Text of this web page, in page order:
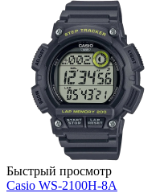
Быстрый просмотр
Casio WS-2100H-8A